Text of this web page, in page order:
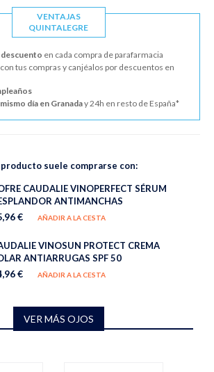
VENTAJAS
QUINTALEGRE
descuento en cada compra de parafarmacia
con tus compras y canjéalos por descuentos en
día en Granaday 24h en resto de España*
producto suele comprarse con:
CAUDALIE VINOPERFECT SÉRUM
ANTIMANCHAS
€ AÑADIR A LA CESTA
VINOSUN PROTECT CREMA
ANTIARRUGAS SPF 50
€ AÑADIR A LA CESTA
VER MÁS OJOS